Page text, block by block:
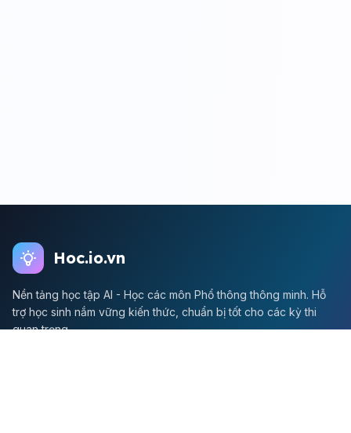
Hoc.io.vn
Nền tảng học tập AI - Học các môn Phổ thông thông minh. Hỗ
trợ học sinh nắm vững kiến thức, chuẩn bị tốt cho các kỳ thi
quan trọng.